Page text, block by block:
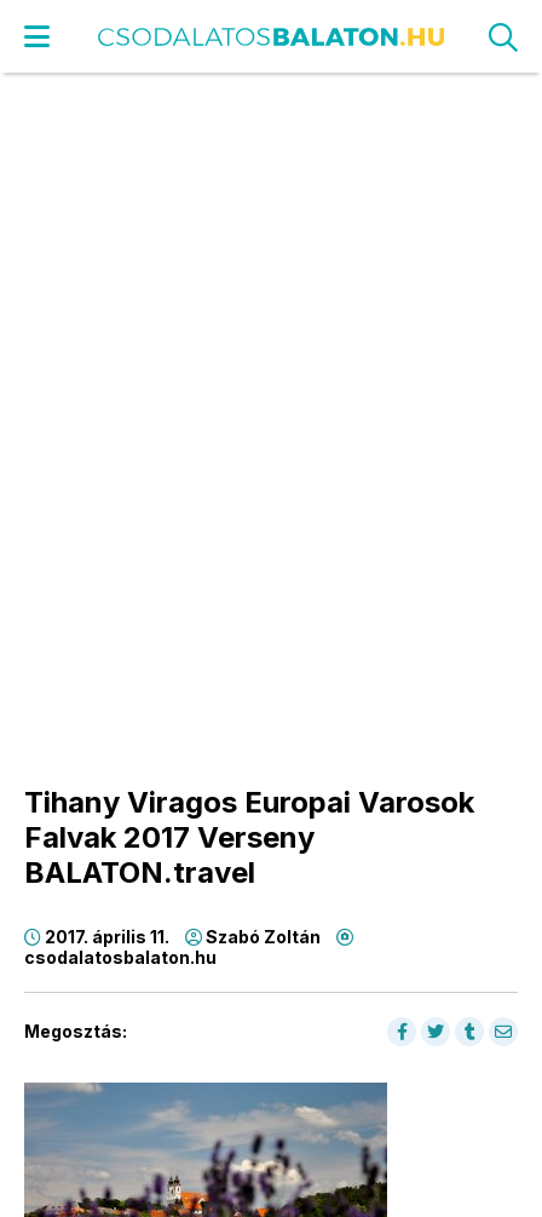
Tihany Viragos Europai Varosok
Falvak 2017 Verseny
BALATON.travel
2017. április 11.
Szabó Zoltán
csodalatosbalaton.hu
Megosztás: